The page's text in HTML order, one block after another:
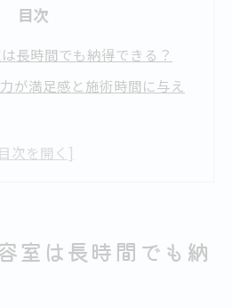
目次
長時間でも納得できる？
が満足感と施術時間に与え
美容室で後悔しない選び方
い場合の時間の価値とは
施術時間の過ごし方
室は長時間でも納